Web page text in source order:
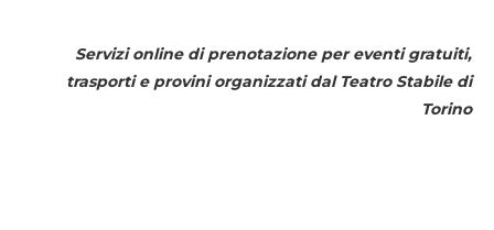
Servizi online di prenotazione per eventi gratuiti,
trasporti e provini organizzati dal Teatro Stabile di
Torino